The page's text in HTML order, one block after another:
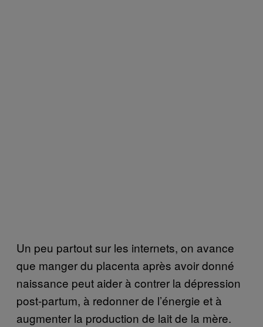
Un peu partout sur les internets, on avance
que manger du placenta après avoir donné
naissance peut aider à contrer la dépression
post-partum, à redonner de l’énergie et à
augmenter la production de lait de la mère.